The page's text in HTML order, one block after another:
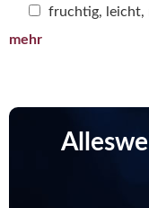
fruchtig, leicht,
mehr